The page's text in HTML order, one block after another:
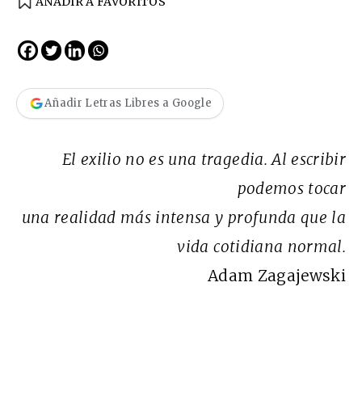
Añadir Letras Libres a Google
El exilio no es una tragedia. Al escribir
podemos tocar
una realidad más intensa y profunda que la
vida cotidiana normal.
Adam Zagajewski